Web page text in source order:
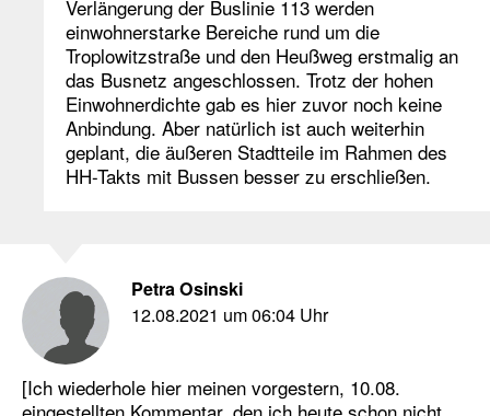
Verlängerung der Buslinie 113 werden
einwohnerstarke Bereiche rund um die
Troplowitzstraße und den Heußweg erstmalig an
das Busnetz angeschlossen. Trotz der hohen
Einwohnerdichte gab es hier zuvor noch keine
Anbindung. Aber natürlich ist auch weiterhin
geplant, die äußeren Stadtteile im Rahmen des
HH-Takts mit Bussen besser zu erschließen.
Petra Osinski
12.08.2021 um 06:04 Uhr
[Ich wiederhole hier meinen vorgestern, 10.08.